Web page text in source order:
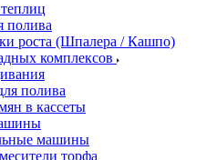
полива
роста (Шпалера / Кашпо)
комплексов
полива
в кассеты
машины
торфа